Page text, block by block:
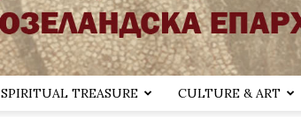
SPIRITUAL TREASURE CULTURE & ART